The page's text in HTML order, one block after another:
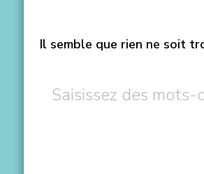
Il semble que rien ne soit
recherchiez